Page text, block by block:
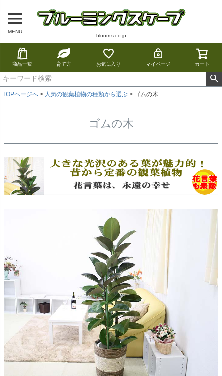
MENU
bloom-s.co.jp
商品一覧 育て方 お気に入り マイページ カート
TOPページへ 人気の観葉植物の種類から選ぶ ゴムの木
ゴムの木